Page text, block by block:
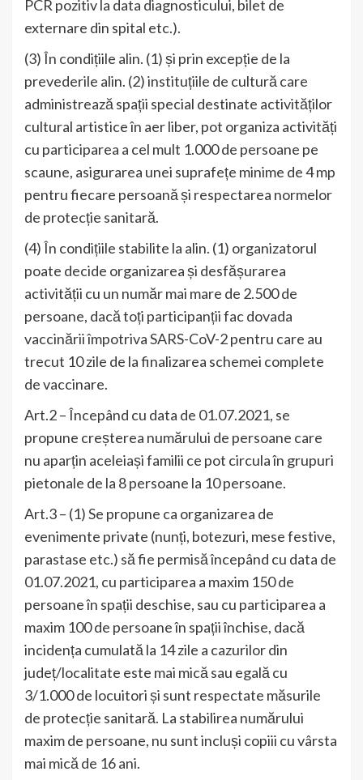
PCR pozitiv la data diagnosticului, bilet de
externare din spital etc.).
(3) În condițiile alin. (1) și prin excepție de la
prevederile alin. (2) instituțiile de cultură care
administrează spații special destinate activităților
cultural artistice în aer liber, pot organiza activități
cu participarea a cel mult 1.000 de persoane pe
scaune, asigurarea unei suprafețe minime de 4 mp
pentru fiecare persoană și respectarea normelor
de protecție sanitară.
(4) În condițiile stabilite la alin. (1) organizatorul
poate decide organizarea și desfășurarea
activității cu un număr mai mare de 2.500 de
persoane, dacă toți participanții fac dovada
vaccinării împotriva SARS-CoV-2 pentru care au
trecut 10 zile de la finalizarea schemei complete
de vaccinare.
Art.2 – Începând cu data de 01.07.2021, se
propune creșterea numărului de persoane care
nu aparțin aceleiași familii ce pot circula în grupuri
pietonale de la 8 persoane la 10 persoane.
Art.3 – (1) Se propune ca organizarea de
evenimente private (nunți, botezuri, mese festive,
parastase etc.) să fie permisă începând cu data de
01.07.2021, cu participarea a maxim 150 de
persoane în spații deschise, sau cu participarea a
maxim 100 de persoane în spații închise, dacă
incidența cumulată la 14 zile a cazurilor din
județ/localitate este mai mică sau egală cu
3/1.000 de locuitori și sunt respectate măsurile
de protecție sanitară. La stabilirea numărului
maxim de persoane, nu sunt incluși copiii cu vârsta
mai mică de 16 ani.